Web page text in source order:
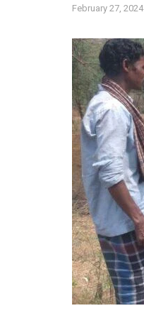
February 27, 2024